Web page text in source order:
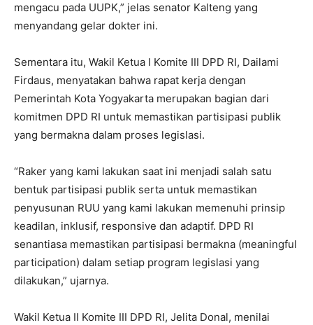
mengacu pada UUPK,” jelas senator Kalteng yang
menyandang gelar dokter ini.
Sementara itu, Wakil Ketua I Komite III DPD RI, Dailami
Firdaus, menyatakan bahwa rapat kerja dengan
Pemerintah Kota Yogyakarta merupakan bagian dari
komitmen DPD RI untuk memastikan partisipasi publik
yang bermakna dalam proses legislasi.
“Raker yang kami lakukan saat ini menjadi salah satu
bentuk partisipasi publik serta untuk memastikan
penyusunan RUU yang kami lakukan memenuhi prinsip
keadilan, inklusif, responsive dan adaptif. DPD RI
senantiasa memastikan partisipasi bermakna (meaningful
participation) dalam setiap program legislasi yang
dilakukan,” ujarnya.
Wakil Ketua II Komite III DPD RI, Jelita Donal, menilai